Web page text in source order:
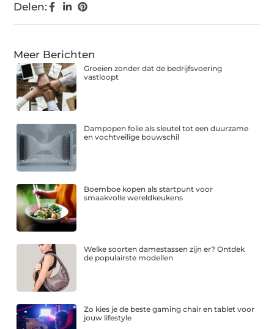
Delen:
Meer Berichten
Groeien zonder dat de bedrijfsvoering
vastloopt
Dampopen folie als sleutel tot een duurzame
en vochtveilige bouwschil
Boemboe kopen als startpunt voor
smaakvolle wereldkeukens
Welke soorten damestassen zijn er? Ontdek
de populairste modellen
Zo kies je de beste gaming chair en tablet voor
jouw lifestyle